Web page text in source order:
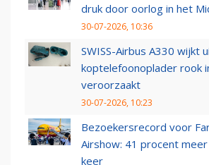
druk door oorlog in het
30-07-2026, 10:36
SWISS-Airbus A330 wijkt
koptelefoonoplader rook
veroorzaakt
30-07-2026, 10:23
Bezoekersrecord voor
Airshow: 41 procent
keer